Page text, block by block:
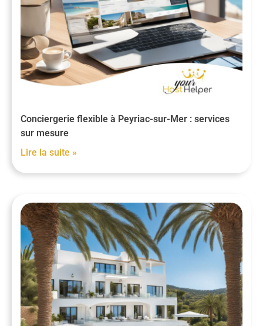
Conciergerie flexible à Peyriac-sur-Mer : services
sur mesure
Lire la suite »